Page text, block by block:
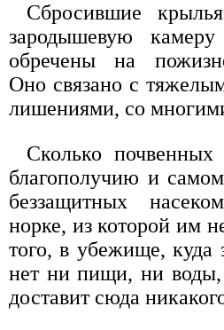
Сбросившие
зародышевую
обречены на
Оно связано с
лишениями, со
Сколько
благополучию и
беззащитных
норке, из которой им
того, в убежище, куда
нет ни пищи, ни воды,
доставит сюда